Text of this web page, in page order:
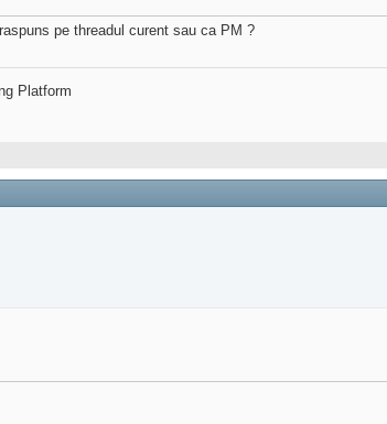
pe threadul curent sau ca PM ?
Platform